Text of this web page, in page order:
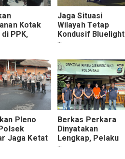
Kotak
PPK,
OMB
Jaga Situasi
Wilayah Tetap
Kondusif Bluelight
Patrol Polsek
Patroli Subuh
Pleno
Jaga Ketat
Suara
Berkas Perkara
Dinyatakan
Lengkap, Pelaku
Pembuang Orok